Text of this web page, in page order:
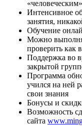
Интенсивное
занятия,
Обучение
Можно
проверить как
Поддержка во
закрытой
Программа
учился на ней
свои знания
Бонусы и
Возможность
сайта